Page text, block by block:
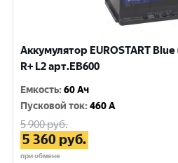
Аккумулятор EUROSTART
R+ L2 арт.EB600
Емкость:60 Ач
Пусковой ток:460 A
5 900руб.
5 360 руб.
при обмене